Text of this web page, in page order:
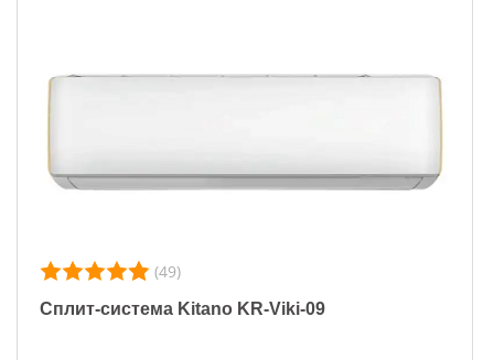
(49)
Сплит-система Kitano KR-Viki-09